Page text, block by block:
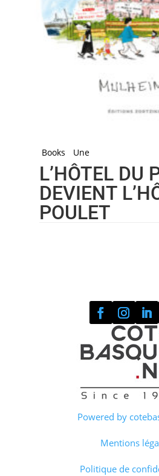
Books Une
L’HÔTEL DU
DEVIENT
POULET
Powered by
Mentions
Politique de